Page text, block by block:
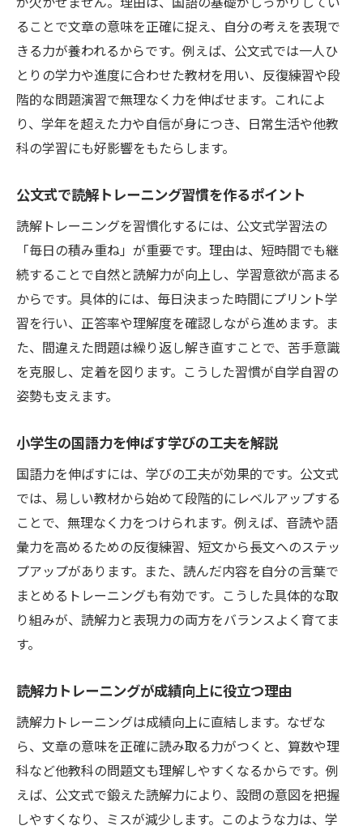
小学生が楽しめる国語読解トレーニング法
公文式学習で読解力を楽しく伸ばすコツ
遊び感覚で国語読解力が身につく工夫
楽しく続く小学生向け国語勉強法のポイン
ト
公文式で読解力を楽しく学ぶ方法とは
慣
ることで文章の意味を正確に捉え、自分の考えを表現で
きる力が養われるからです。例えば、公文式では一人ひ
とりの学力や進度に合わせた教材を用い、反復練習や段
階的な問題演習で無理なく力を伸ばせます。これによ
り、学年を超えた力や自信が身につき、日常生活や他教
科の学習にも好影響をもたらします。
公文式で読解トレーニング習慣を作るポイント
読解トレーニングを習慣化するには、公文式学習法の
「毎日の積み重ね」が重要です。理由は、短時間でも継
続することで自然と読解力が向上し、学習意欲が高まる
からです。具体的には、毎日決まった時間にプリント学
習を行い、正答率や理解度を確認しながら進めます。ま
た、間違えた問題は繰り返し解き直すことで、苦手意識
を克服し、定着を図ります。こうした習慣が自学自習の
姿勢も支えます。
小学生の国語力を伸ばす学びの工夫を解説
国語力を伸ばすには、学びの工夫が効果的です。公文式
では、易しい教材から始めて段階的にレベルアップする
ことで、無理なく力をつけられます。例えば、音読や語
彙力を高めるための反復練習、短文から長文へのステッ
プアップがあります。また、読んだ内容を自分の言葉で
まとめるトレーニングも有効です。こうした具体的な取
り組みが、読解力と表現力の両方をバランスよく育てま
す。
読解力トレーニングが成績向上に役立つ理由
読解力トレーニングは成績向上に直結します。なぜな
ら、文章の意味を正確に読み取る力がつくと、算数や理
科など他教科の問題文も理解しやすくなるからです。例
えば、公文式で鍛えた読解力により、設問の意図を把握
しやすくなり、ミスが減少します。このような力は、学